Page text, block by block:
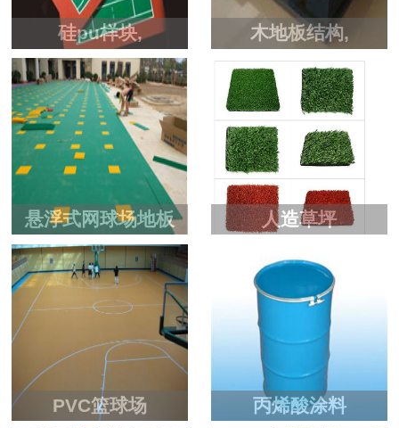
硅pu样块, 木地板结构,
悬浮式网球场地板 人造草坪
PVC篮球场 丙烯酸涂料